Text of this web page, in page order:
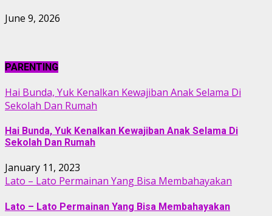
June 9, 2026
PARENTING
Hai Bunda, Yuk Kenalkan Kewajiban Anak Selama Di
Sekolah Dan Rumah
Hai Bunda, Yuk Kenalkan Kewajiban Anak Selama Di
Sekolah Dan Rumah
January 11, 2023
Lato – Lato Permainan Yang Bisa Membahayakan
Lato – Lato Permainan Yang Bisa Membahayakan